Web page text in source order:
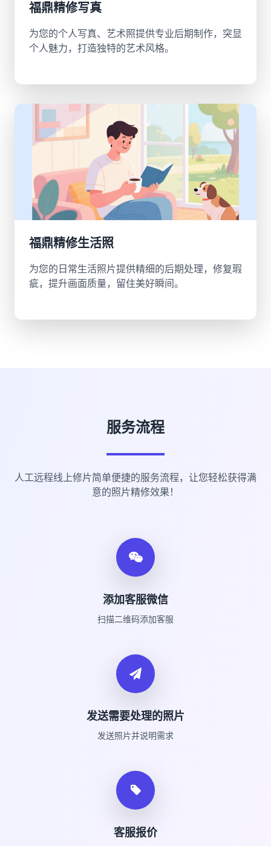
福鼎精修写真
为您的个人写真、艺术照提供专业后期制作，突显
个人魅力，打造独特的艺术风格。
福鼎精修生活照
为您的日常生活照片提供精细的后期处理，修复瑕
疵，提升画面质量，留住美好瞬间。
服务流程
人工远程线上修片简单便捷的服务流程，让您轻松获得满
意的照片精修效果！
添加客服微信
扫描二维码添加客服
发送需要处理的照片
发送照片并说明需求
客服报价